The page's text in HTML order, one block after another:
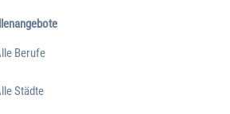
Berufe
Städte